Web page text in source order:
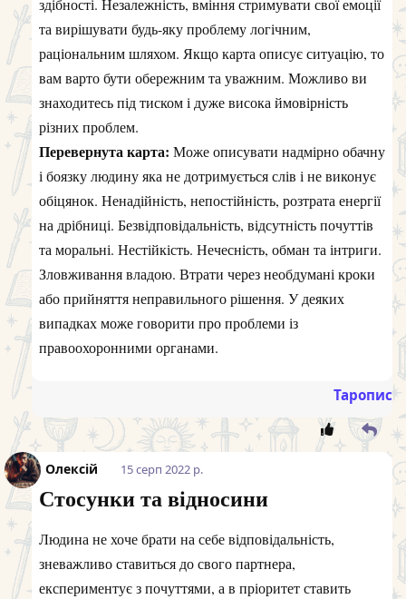
здібності. Незалежність, вміння стримувати свої емоції
та вирішувати будь-яку проблему логічним,
раціональним шляхом. Якщо карта описує ситуацію, то
вам варто бути обережним та уважним. Можливо ви
знаходитесь під тиском і дуже висока ймовірність
різних проблем.
Перевернута карта: Може описувати надмірно обачну
і боязку людину яка не дотримується слів і не виконує
обіцянок. Ненадійність, непостійність, розтрата енергії
на дрібниці. Безвідповідальність, відсутність почуттів
та моральні. Нестійкість. Нечесність, обман та інтриги.
Зловживання владою. Втрати через необдумані кроки
або прийняття неправильного рішення. У деяких
випадках може говорити про проблеми із
правоохоронними органами.
Таропис
Олексій 15 серп 2022 р.
Стосунки та відносини
Людина не хоче брати на себе відповідальність,
зневажливо ставиться до свого партнера,
експериментує з почуттями, а в пріоритет ставить